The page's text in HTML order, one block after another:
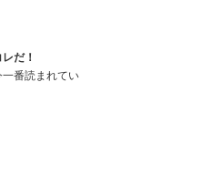
だ！
番読まれてい